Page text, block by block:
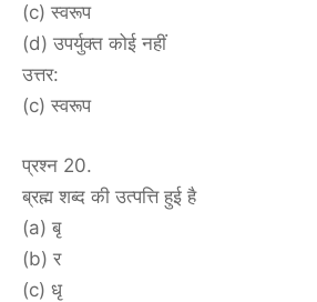
(c) स्वरूप
(d) उपर्युक्त कोई नहीं
उत्तर:
(c) स्वरूप
प्रश्न 20.
ब्रह्म शब्द की उत्पत्ति हुई है
(a) बृ
(b) र
(c) धृ